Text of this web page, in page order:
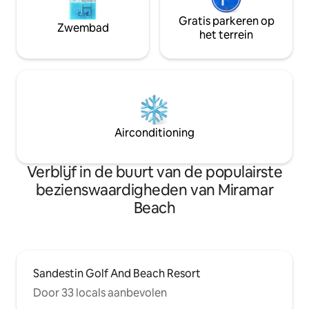
Zwembad
Gratis parkeren op
het terrein
Airconditioning
Verblijf in de buurt van de populairste
bezienswaardigheden van Miramar
Beach
Sandestin Golf And Beach Resort
Door 33 locals aanbevolen